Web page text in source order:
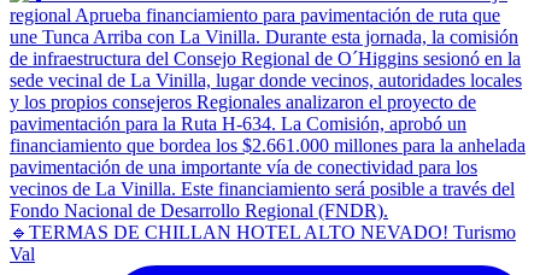
🔹TERMAS DE CHILLAN HOTEL ALTO NEVADO! Turismo
Val